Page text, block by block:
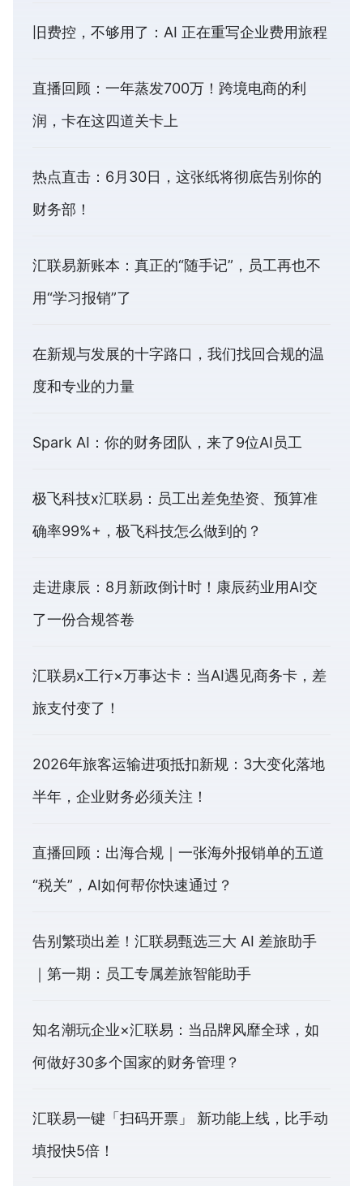
旧费控，不够用了：AI 正在重写企业费用旅程
直播回顾：一年蒸发700万！跨境电商的利
润，卡在这四道关卡上
热点直击：6月30日，这张纸将彻底告别你的
财务部！
汇联易新账本：真正的“随手记”，员工再也不
用“学习报销”了
在新规与发展的十字路口，我们找回合规的温
度和专业的力量
Spark AI：你的财务团队，来了9位AI员工
极飞科技x汇联易：员工出差免垫资、预算准
确率99%+，极飞科技怎么做到的？
走进康辰：8月新政倒计时！康辰药业用AI交
了一份合规答卷
汇联易x工行×万事达卡：当AI遇见商务卡，差
旅支付变了！
2026年旅客运输进项抵扣新规：3大变化落地
半年，企业财务必须关注！
直播回顾：出海合规｜一张海外报销单的五道
“税关”，AI如何帮你快速通过？
告别繁琐出差！汇联易甄选三大 AI 差旅助手
｜第一期：员工专属差旅智能助手
知名潮玩企业×汇联易：当品牌风靡全球，如
何做好30多个国家的财务管理？
汇联易一键「扫码开票」 新功能上线，比手动
填报快5倍！